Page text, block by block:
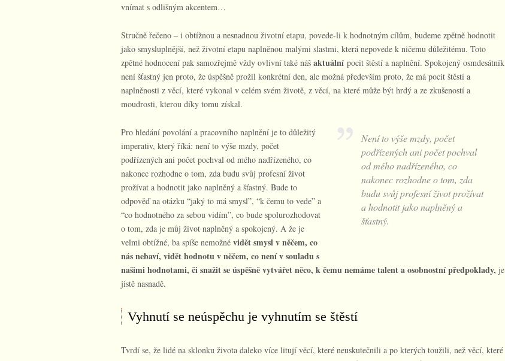
vnímat s odlišným akcentem…
Stručně řečeno – i obtížnou a nesnadnou životní etapu, povede-li k hodnotným cílům, budeme zpětně hodnotit
jako smysluplnější, než životní etapu naplněnou malými slastmi, která nepovede k ničemu důležitému. Toto
zpětné hodnocení pak samozřejmě vždy ovlivní také náš aktuální pocit štěstí a naplnění. Spokojený osmdesátník
není šťastný jen proto, že úspěšně prožil konkrétní den, ale možná především proto, že má pocit štěstí a
naplněnosti z věcí, které vykonal v celém svém životě, z věcí, na které může být hrdý a ze zkušeností a
moudrosti, kterou díky tomu získal.
Není to výše mzdy, počet
podřízených ani počet pochval
od mého nadřízeného, co
nakonec rozhodne o tom, zda
budu svůj profesní život prožívat
a hodnotit jako naplněný a
šťastný.
Pro hledání povolání a pracovního naplnění je to důležitý
imperativ, který říká: není to výše mzdy, počet
podřízených ani počet pochval od mého nadřízeného, co
nakonec rozhodne o tom, zda budu svůj profesní život
prožívat a hodnotit jako naplněný a šťastný. Bude to
odpověď na otázku “jaký to má smysl”, “k čemu to vede” a
“co hodnotného za sebou vidím”, co bude spolurozhodovat
o tom, zda je můj život naplněný a spokojený. A že je
velmi obtížné, ba spíše nemožné vidět smysl v něčem, co
nás nebaví, vidět hodnotu v něčem, co není v souladu s
našimi hodnotami, či snažit se úspěšně vytvářet něco, k čemu nemáme talent a osobnostní předpoklady, je
jistě nasnadě.
Vyhnutí se neúspěchu je vyhnutím se štěstí
Tvrdí se, že lidé na sklonku života daleko více litují věcí, které neuskutečnili a po kterých toužili, než věcí, které